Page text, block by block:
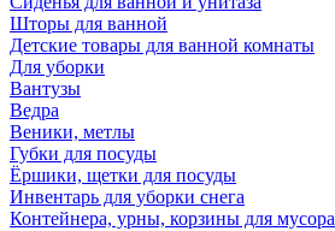
Шторы для ванной
Детские товары для ванной комнаты
Для уборки
Вантузы
Ведра
Веники, метлы
Губки для посуды
Ёршики, щетки для посуды
Инвентарь для уборки снега
Контейнера, урны, корзины для мусора